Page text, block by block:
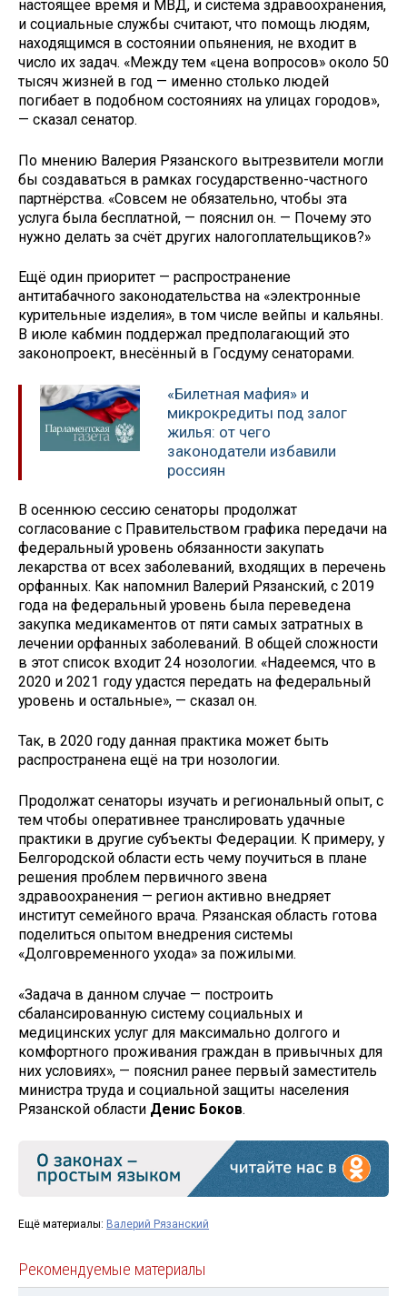
настоящее время и МВД, и система здравоохранения,
и социальные службы считают, что помощь людям,
находящимся в состоянии опьянения, не входит в
число их задач. «Между тем «цена вопросов» около 50
тысяч жизней в год — именно столько людей
погибает в подобном состояниях на улицах городов»,
— сказал сенатор.
По мнению Валерия Рязанского вытрезвители могли
бы создаваться в рамках государственно-частного
партнёрства. «Совсем не обязательно, чтобы эта
услуга была бесплатной, — пояснил он. — Почему это
нужно делать за счёт других налогоплательщиков?»
Ещё один приоритет — распространение
антитабачного законодательства на «электронные
курительные изделия», в том числе вейпы и кальяны.
В июле кабмин поддержал предполагающий это
законопроект, внесённый в Госдуму сенаторами.
«Билетная мафия» и
микрокредиты под залог
жилья: от чего
законодатели избавили
россиян
В осеннюю сессию сенаторы продолжат
согласование с Правительством графика передачи на
федеральный уровень обязанности закупать
лекарства от всех заболеваний, входящих в перечень
орфанных. Как напомнил Валерий Рязанский, с 2019
года на федеральный уровень была переведена
закупка медикаментов от пяти самых затратных в
лечении орфанных заболеваний. В общей сложности
в этот список входит 24 нозологии. «Надеемся, что в
2020 и 2021 году удастся передать на федеральный
уровень и остальные», — сказал он.
Так, в 2020 году данная практика может быть
распространена ещё на три нозологии.
Продолжат сенаторы изучать и региональный опыт, с
тем чтобы оперативнее транслировать удачные
практики в другие субъекты Федерации. К примеру, у
Белгородской области есть чему поучиться в плане
решения проблем первичного звена
здравоохранения — регион активно внедряет
институт семейного врача. Рязанская область готова
поделиться опытом внедрения системы
«Долговременного ухода» за пожилыми.
«Задача в данном случае — построить
сбалансированную систему социальных и
медицинских услуг для максимально долгого и
комфортного проживания граждан в привычных для
них условиях», — пояснил ранее первый заместитель
министра труда и социальной защиты населения
Рязанской области Денис Боков.
Ещё материалы: Валерий Рязанский
Рекомендуемые материалы